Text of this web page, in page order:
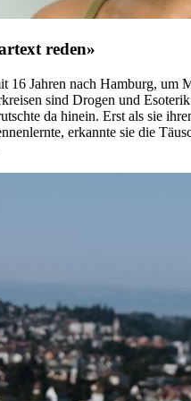
reden»
16 Jahren nach Hamburg, um
sind Drogen und
da hinein. Erst als sie
erkannte sie die